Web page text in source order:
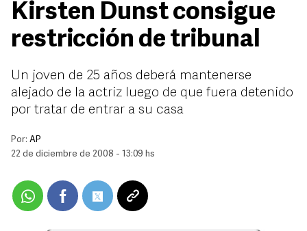
Kirsten Dunst consigue
restricción de tribunal
Un joven de 25 años deberá mantenerse
alejado de la actriz luego de que fuera detenido
por tratar de entrar a su casa
Por: AP
22 de diciembre de 2008 - 13:09 hs